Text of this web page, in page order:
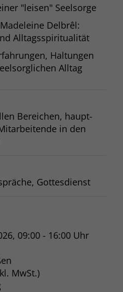
"leisen" Seelsorge
Delbrêl:
Alltagsspiritualität
Haltungen
Alltag
Bereichen, haupt-
in den
Gottesdienst
09:00 - 16:00 Uhr
MwSt.)
und in einer einzigen